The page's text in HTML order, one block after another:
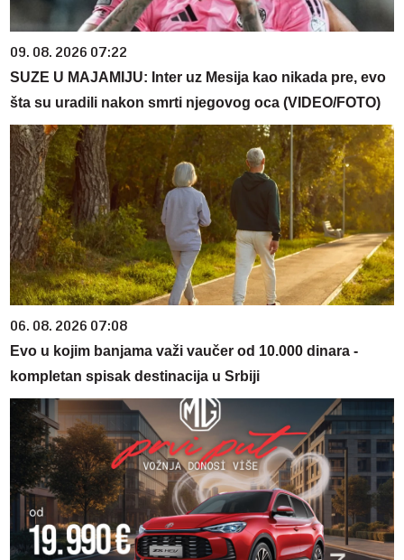
09. 08. 2026 07:22
SUZE U MAJAMIJU: Inter uz Mesija kao nikada pre, evo
šta su uradili nakon smrti njegovog oca (VIDEO/FOTO)
06. 08. 2026 07:08
Evo u kojim banjama važi vaučer od 10.000 dinara -
kompletan spisak destinacija u Srbiji